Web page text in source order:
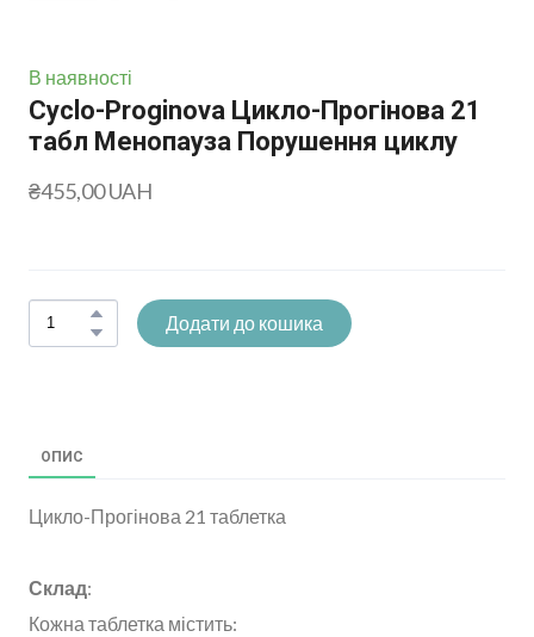
В наявності
Cyclo-Proginova Цикло-Прогінова 21
табл Менопауза Порушення циклу
₴455,00 UAH
Додати до кошика
ОПИС
Цикло-Прогінова 21 таблетка
Склад:
Кожна таблетка містить: